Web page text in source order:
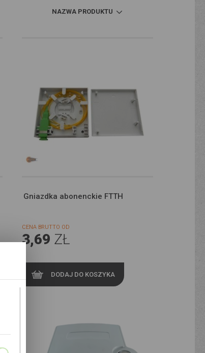
NAZWA PRODUKTU
Gniazdka abonenckie FTTH
CENA BRUTTO OD
3,69 ZŁ
DODAJ DO KOSZYKA